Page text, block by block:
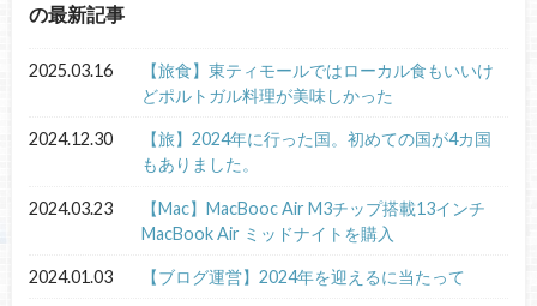
の最新記事
2025.03.16
【旅食】東ティモールではローカル食もいいけ
どポルトガル料理が美味しかった
2024.12.30
【旅】2024年に行った国。初めての国が4カ国
もありました。
2024.03.23
【Mac】MacBooc Air M3チップ搭載13インチ
MacBook Air ミッドナイトを購入
2024.01.03 【ブログ運営】2024年を迎えるに当たって